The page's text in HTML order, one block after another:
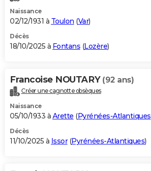
Dictionnaire
Biographies
Citations
Expressions
Proverbes
PROGRAMME TV
S'inscrire
Se connecter
Lycées
Collèges
Primaires
Universités
Entreprises
Service militaire
Avis de recherche
AVIS DE DÉCÈS
Bricolage
Lifestyle
Culture
Sport
Auto
Television
Voyage
Cinema
Naissance
02/12/1931 à Toulon (Var)
Décès
18/10/2025 à Fontans (Lozère)
Francoise NOUTARY (92 ans)
Créer une cagnotte obsèques
Naissance
05/10/1933 à Arette (Pyrénées-Atlantiques
Décès
11/10/2025 à Issor(Pyrénées-Atlantiques)